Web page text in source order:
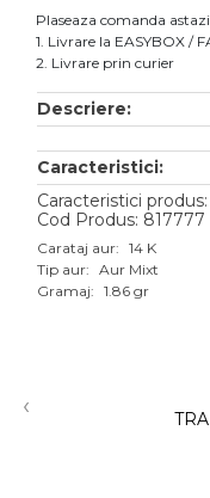
Lanturi
Pandantive
Accesorii
Aur galben
Aur alb
Aur roz
Plaseaza comanda astazi
1. Livrare la EASYBOX /
2. Livrare prin curier
Descriere:
Caracteristici:
Caracteristici
Cod Produs: 817777
Carataj aur: 14 K
Tip aur: Aur Mixt
Gramaj: 1.86 gr
‹